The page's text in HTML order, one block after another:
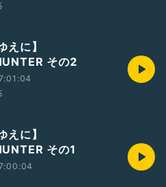
に】
その2
に】
その1